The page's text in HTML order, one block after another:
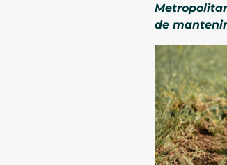
de